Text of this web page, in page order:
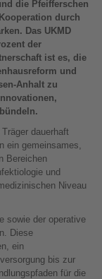
die Pfeifferschen
durch
Das UKMD
der
ist es, die
und
Anhalt zu
dauerhaft
ein gemeinsames,
Bereichen
und
Niveau
sowie der operative
Diese
ein
bis zur
für die